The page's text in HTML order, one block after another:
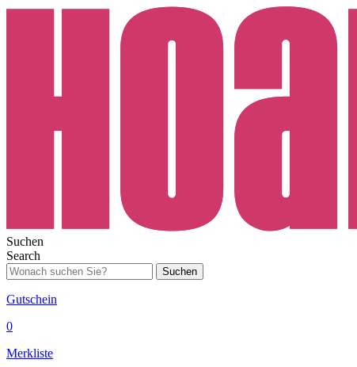
Suchen
Search
Suchen
Gutschein
0
Merkliste